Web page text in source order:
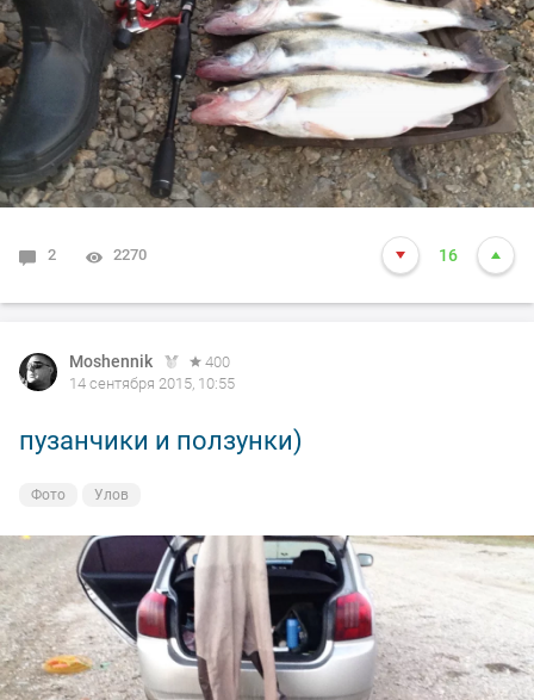
2 2270 16
Moshennik
400
14 сентября 2015, 10:55
пузанчики и ползунки)
Фото Улов